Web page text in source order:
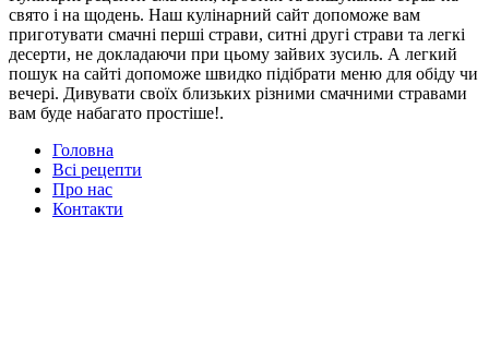
свято і на щодень. Наш кулінарний сайт допоможе вам
приготувати смачні перші страви, ситні другі страви та легкі
десерти, не докладаючи при цьому зайвих зусиль. А легкий
пошук на сайті допоможе швидко підібрати меню для обіду чи
вечері. Дивувати своїх близьких різними смачними стравами
вам буде набагато простіше!.
Головна
Всі рецепти
Про нас
Контакти